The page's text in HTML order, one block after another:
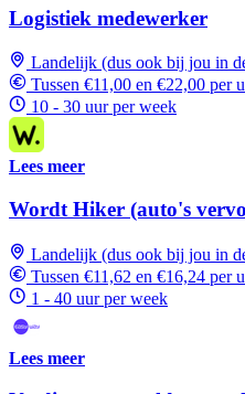
Logistiek medewerker
Landelijk (dus ook bij jou in
Tussen €11,00 en €22,00 per
10 - 30 uur per week
Lees meer
Wordt Hiker (auto's
Landelijk (dus ook bij jou in
Tussen €11,62 en €16,24 per
1 - 40 uur per week
Lees meer